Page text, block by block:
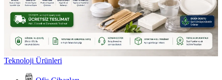
Teknoloji Ürünleri